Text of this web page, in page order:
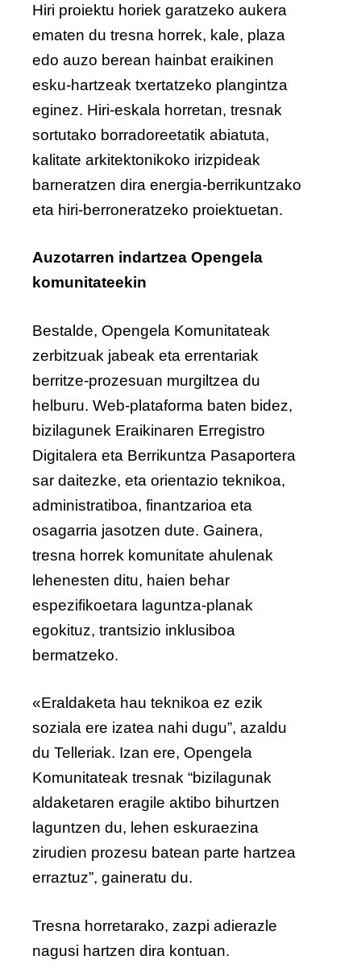
Hiri proiektu horiek garatzeko aukera
ematen du tresna horrek, kale, plaza
edo auzo berean hainbat eraikinen
esku-hartzeak txertatzeko plangintza
eginez. Hiri-eskala horretan, tresnak
sortutako borradoreetatik abiatuta,
kalitate arkitektonikoko irizpideak
barneratzen dira energia-berrikuntzako
eta hiri-berroneratzeko proiektuetan.
Auzotarren indartzea Opengela
komunitateekin
Bestalde, Opengela Komunitateak
zerbitzuak jabeak eta errentariak
berritze-prozesuan murgiltzea du
helburu. Web-plataforma baten bidez,
bizilagunek Eraikinaren Erregistro
Digitalera eta Berrikuntza Pasaportera
sar daitezke, eta orientazio teknikoa,
administratiboa, finantzarioa eta
osagarria jasotzen dute. Gainera,
tresna horrek komunitate ahulenak
lehenesten ditu, haien behar
espezifikoetara laguntza-planak
egokituz, trantsizio inklusiboa
bermatzeko.
«Eraldaketa hau teknikoa ez ezik
soziala ere izatea nahi dugu”, azaldu
du Telleriak. Izan ere, Opengela
Komunitateak tresnak “bizilagunak
aldaketaren eragile aktibo bihurtzen
laguntzen du, lehen eskuraezina
zirudien prozesu batean parte hartzea
erraztuz”, gaineratu du.
Tresna horretarako, zazpi adierazle
nagusi hartzen dira kontuan.